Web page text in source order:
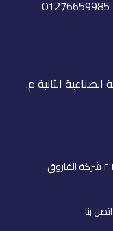
الثانية م.
اتصل بنا